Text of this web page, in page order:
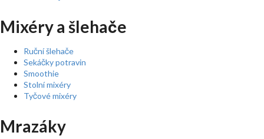
Mixéry a šlehače
Ruční šlehače
Sekáčky potravin
Smoothie
Stolní mixéry
Tyčové mixéry
Mrazáky